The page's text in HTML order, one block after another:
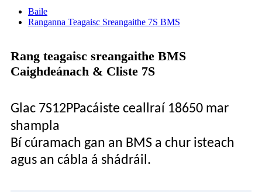
Baile
Ranganna Teagaisc Sreangaithe 7S BMS
Rang teagaisc sreangaithe BMS
Caighdeánach & Cliste 7S
Glac 7S12PPacáiste ceallraí 18650 mar
shampla
Bí cúramach gan an BMS a chur isteach
agus an cábla á shádráil.